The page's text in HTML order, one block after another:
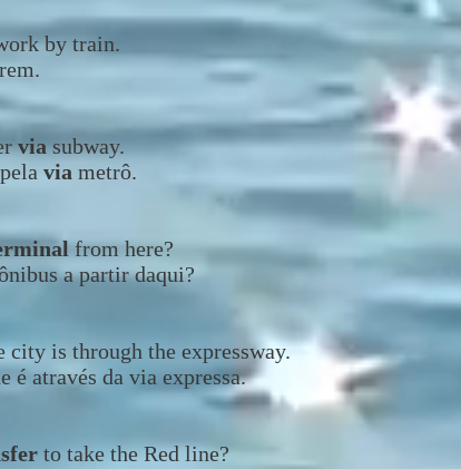
by train.
viasubway.
via metrô.
from here?
a partir daqui?
city is through the expressway.
é através da via expressa.
to take the Red line?